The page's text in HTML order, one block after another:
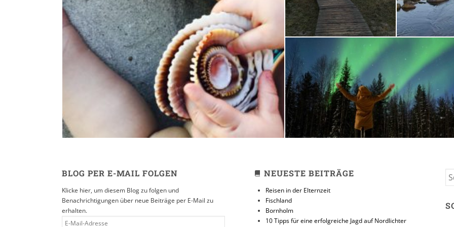
Reisen in der Elternzeit
16. SEPTEMBER 2019
10 Tipps für eine
Jagd auf Nordlichter
31. JANUAR 2018
BLOG PER E-MAIL FOLGEN
Klicke hier, um diesem Blog zu folgen und
Benachrichtigungen über neue Beiträge per E-Mail zu
erhalten.
E-
NEUESTE BEITRÄGE
Reisen in der Elternzeit
Fischland
Bornholm
10 Tipps für eine erfolgreiche Jagd auf Nordlichter